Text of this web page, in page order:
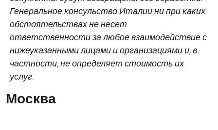
Генеральное консульство Италии ни при каких
обстоятельствах не несет
ответственности за любое взаимодействие с
нижеуказанными лицами и организациями и, в
частности, не определяет стоимость их
услуг.
Москва